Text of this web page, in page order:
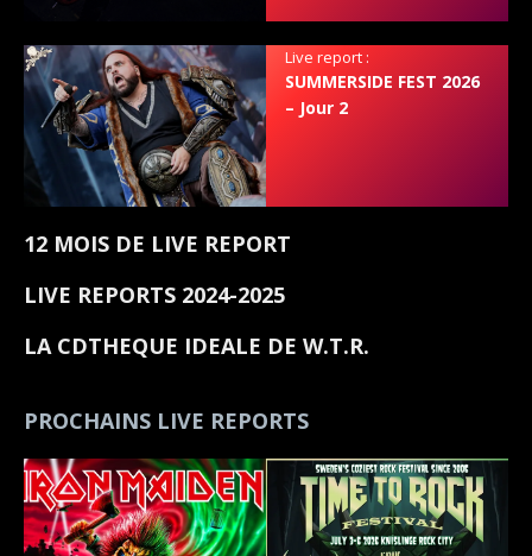
Live report :
SUMMERSIDE FEST 2026
– Jour 2
12 MOIS DE LIVE REPORT
LIVE REPORTS 2024-2025
LA CDTHEQUE IDEALE DE W.T.R.
PROCHAINS LIVE REPORTS